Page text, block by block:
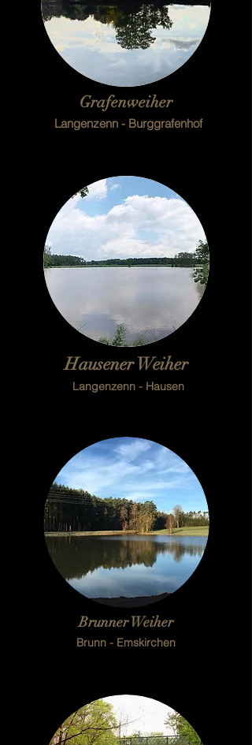
Grafenweiher
Langenzenn - Burggrafenhof
Hausener Weiher
Langenzenn - Hausen
Brunner Weiher
Brunn - Emskirchen